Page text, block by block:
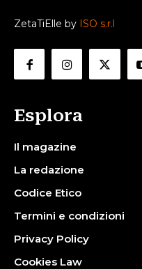
ZetaTiElle by ISO s.r.l
Esplora
Il magazine
La redazione
Codice Etico
Termini e condizioni
Privacy Policy
Cookies Law